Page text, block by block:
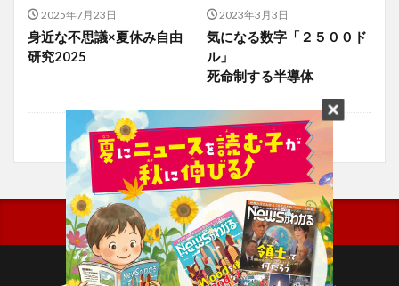
2025年7月23日
身近な不思議×夏休み自由
研究2025
2023年3月3日
気になる数字「２５００ド
ル」
死命制する半導体